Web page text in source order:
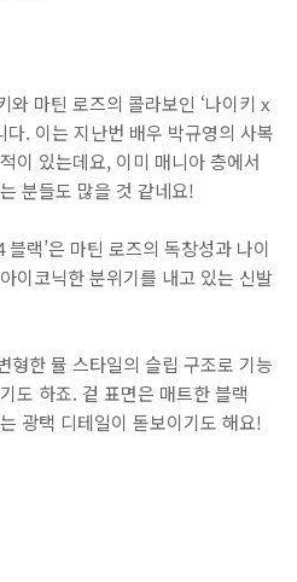
와 마틴 로즈의 콜라보인 ‘나이키 x
다. 이는 지난번 배우 박규영의 사복
이 있는데요, 이미 매니아 층에서
분들도 많을 것 같네요!
랙’은 마틴 로즈의 독창성과 나이
이코닉한 분위기를 내고 있는 신발
형한 뮬 스타일의 슬립 구조로 기능
도 하죠. 겉 표면은 매트한 블랙
광택 디테일이 돋보이기도 해요!